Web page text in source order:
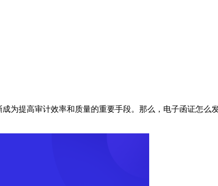
为提高审计效率和质量的重要手段。那么，电子函证怎么